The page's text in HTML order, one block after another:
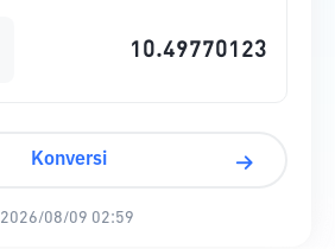
Konversi
2026/08/09 02:59